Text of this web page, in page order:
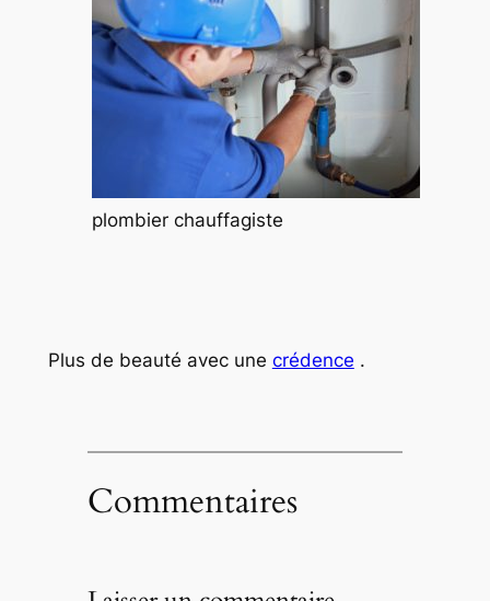
plombier chauffagiste
Plus de beauté avec une crédence .
Commentaires